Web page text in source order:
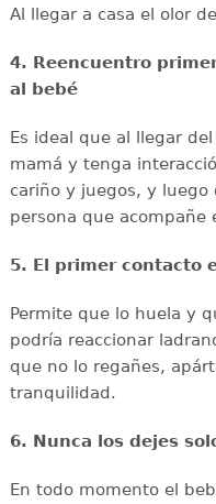
Al llegar a casa el olor
4. Reencuentro
al bebé
Es ideal que al llegar
mamá y tenga
cariño y juegos, y
persona que acompañe
5. El primer contacto
Permite que lo huela y
podría reaccionar
que no lo regañes,
tranquilidad.
6. Nunca los dejes
En todo momento el